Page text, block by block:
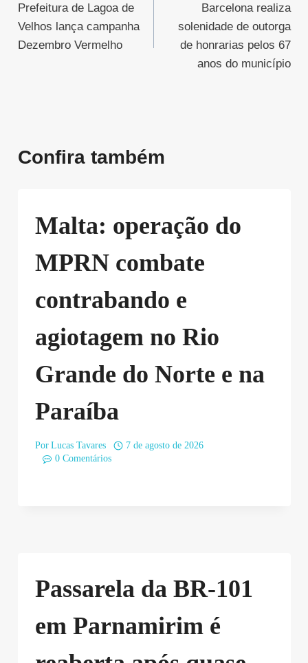
de
Post
Prefeitura de Lagoa de
Velhos lança campanha
Dezembro Vermelho
Barcelona realiza
solenidade de outorga
de honrarias pelos 67
anos do município
Confira também
Malta: operação do
MPRN combate
contrabando e
agiotagem no Rio
Grande do Norte e na
Paraíba
Por Lucas Tavares
7 de agosto de 2026
0 Comentários
Passarela da BR-101
em Parnamirim é